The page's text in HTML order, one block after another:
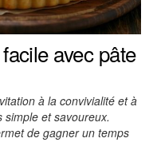
avec pâte
à la convivialité et à
et savoureux.
de gagner un temps